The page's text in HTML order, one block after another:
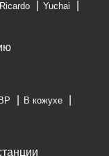
Ricardo
Yuchai
В кожухе